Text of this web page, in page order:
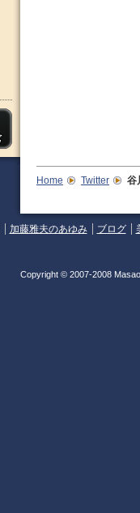
Home Twitter 谷
加藤雅夫のあゆみ ブログ
Copyright © 2007-2008